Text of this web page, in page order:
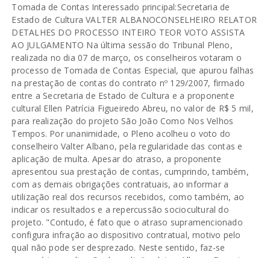
Tomada de Contas Interessado principal:Secretaria de
Estado de Cultura VALTER ALBANOCONSELHEIRO RELATOR
DETALHES DO PROCESSO INTEIRO TEOR VOTO ASSISTA
AO JULGAMENTO Na última sessão do Tribunal Pleno,
realizada no dia 07 de março, os conselheiros votaram o
processo de Tomada de Contas Especial, que apurou falhas
na prestação de contas do contrato nº 129/2007, firmado
entre a Secretaria de Estado de Cultura e a proponente
cultural Ellen Patrícia Figueiredo Abreu, no valor de R$ 5 mil,
para realização do projeto São João Como Nos Velhos
Tempos. Por unanimidade, o Pleno acolheu o voto do
conselheiro Valter Albano, pela regularidade das contas e
aplicação de multa. Apesar do atraso, a proponente
apresentou sua prestação de contas, cumprindo, também,
com as demais obrigações contratuais, ao informar a
utilização real dos recursos recebidos, como também, ao
indicar os resultados e a repercussão sociocultural do
projeto. "Contudo, é fato que o atraso supramencionado
configura infração ao dispositivo contratual, motivo pelo
qual não pode ser desprezado. Neste sentido, faz-se